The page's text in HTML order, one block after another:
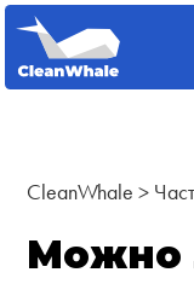
CleanWhale >
Можно